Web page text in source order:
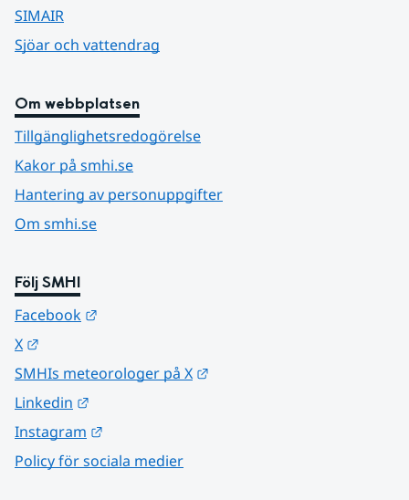
SIMAIR
Sjöar och vattendrag
Om webbplatsen
Tillgänglighetsredogörelse
Kakor på smhi.se
Hantering av personuppgifter
Om smhi.se
Följ SMHI
Facebook
X
SMHIs meteorologer på X
Linkedin
Instagram
Policy för sociala medier